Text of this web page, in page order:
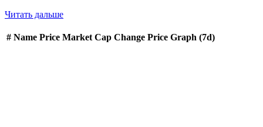
Читать дальше
# Name Price Market Cap Change Price Graph (7d)